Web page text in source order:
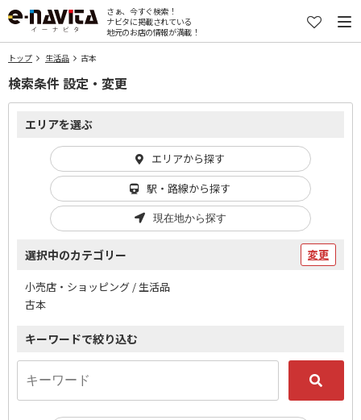
さぁ、今すぐ検索！
ナビタに掲載されている
地元のお店の情報が満載！
トップ 生活品 古本
検索条件 設定・変更
エリアを選ぶ
エリアから探す
駅・路線から探す
現在地から探す
選択中のカテゴリー 変更
小売店・ショッピング / 生活品
古本
キーワードで絞り込む